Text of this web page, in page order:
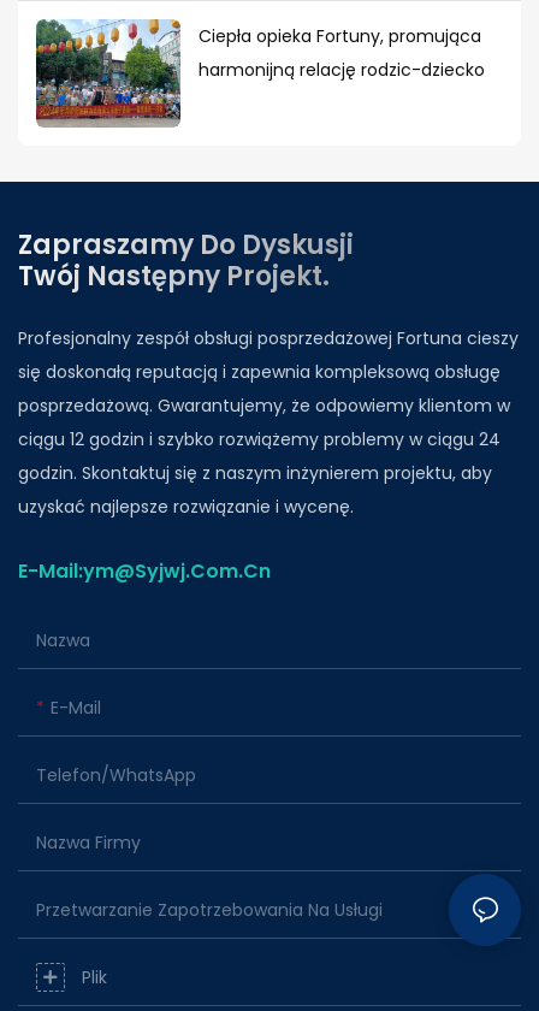
Ciepła opieka Fortuny, promująca
harmonijną relację rodzic-dziecko
Zapraszamy Do Dyskusji
Twój Następny Projekt.
Profesjonalny zespół obsługi posprzedażowej Fortuna cieszy
się doskonałą reputacją i zapewnia kompleksową obsługę
posprzedażową. Gwarantujemy, że odpowiemy klientom w
ciągu 12 godzin i szybko rozwiążemy problemy w ciągu 24
godzin. Skontaktuj się z naszym inżynierem projektu, aby
uzyskać najlepsze rozwiązanie i wycenę.
E-Mail:ym@Syjwj.Com.Cn
Nazwa
E-Mail
Telefon/WhatsApp
Nazwa Firmy
Przetwarzanie Zapotrzebowania Na Usługi
Plik